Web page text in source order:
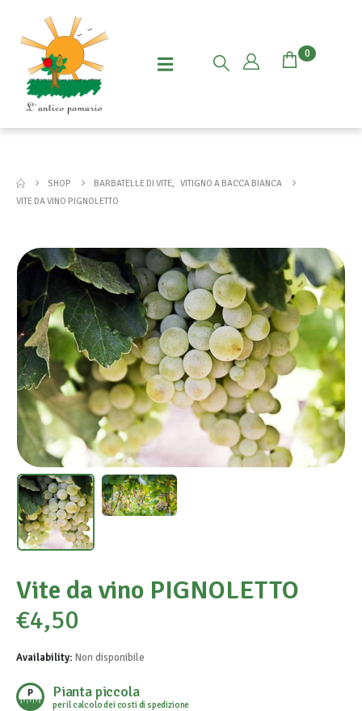
0
SHOP BARBATELLE DI VITE, VITIGNO A BACCA BIANCA
VITE DA VINO PIGNOLETTO
Vite da vino PIGNOLETTO
€4,50
Availability: Non disponibile
Pianta piccola
per il calcolo dei costi di spedizione